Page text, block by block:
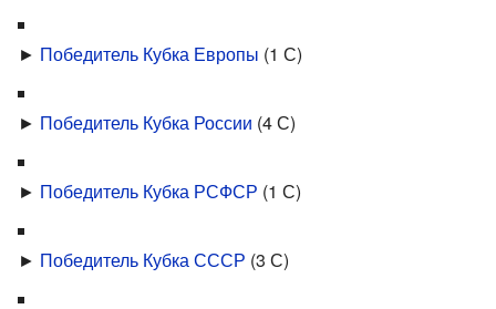
► Победитель Кубка Европы (1 С)
► Победитель Кубка России (4 С)
► Победитель Кубка РСФСР (1 С)
► Победитель Кубка СССР (3 С)